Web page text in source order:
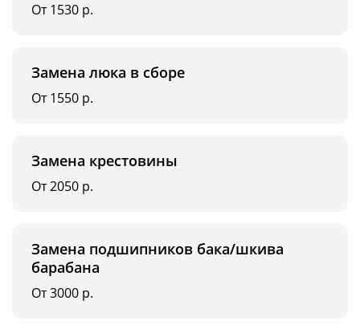
От 1530 р.
Замена люка в сборе
От 1550 р.
Замена крестовины
От 2050 р.
Замена подшипников бака/шкива
барабана
От 3000 р.